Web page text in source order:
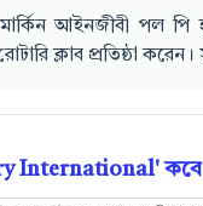
মার্কিন আইনজীবী পল পি
ক্লাব প্রতিষ্ঠা
International' কবে